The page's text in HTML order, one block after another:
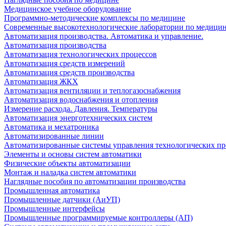
Медицинское учебное оборудование
Программно-методические комплексы по медицине
Современные высокотехнологические лаборатории по
Автоматизация производства. Автоматика и управление.
Автоматизация производства
Автоматизация технологических процессов
Автоматизация средств измерений
Автоматизация средств производства
Автоматизация ЖКХ
Автоматизация вентиляции и теплогазоснабжения
Автоматизация водоснабжения и отопления
Измерение расхода. Давления. Температуры
Автоматизация энерготехнических систем
Автоматика и мехатроника
Автоматизированные линии
Автоматизированные системы управления технологических
Элементы и основы систем автоматики
Физические объекты автоматизации
Монтаж и наладка систем автоматики
Наглядные пособия по автоматизации производства
Промышленная автоматика
Промышленные датчики (АиУП)
Промышленные интерфейсы
Промышленные программируемые контроллеры (АП)